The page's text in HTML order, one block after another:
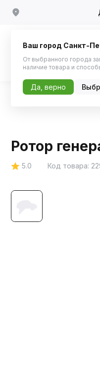
Ротор
5.0 Код товара:
Ваш город Санкт-
От выбранного города
наличие товара и
Да, верно